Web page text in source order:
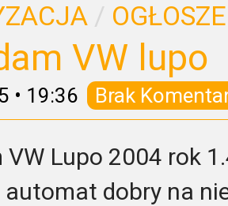
/
VW lupo
• 19:36 Brak
VW Lupo 2004 rok
automat dobry na